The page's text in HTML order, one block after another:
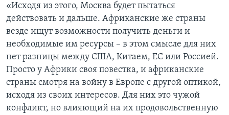
«Исходя из этого, Москва будет пытаться
действовать и дальше. Африканские же страны
везде ищут возможности получить деньги и
необходимые им ресурсы – в этом смысле для них
нет разницы между США, Китаем, ЕС или Россией.
Просто у Африки своя повестка, и африканские
страны смотря на войну в Европе с другой оптикой,
исходя из своих интересов. Для них это чужой
конфликт, но влияющий на их продовольственную